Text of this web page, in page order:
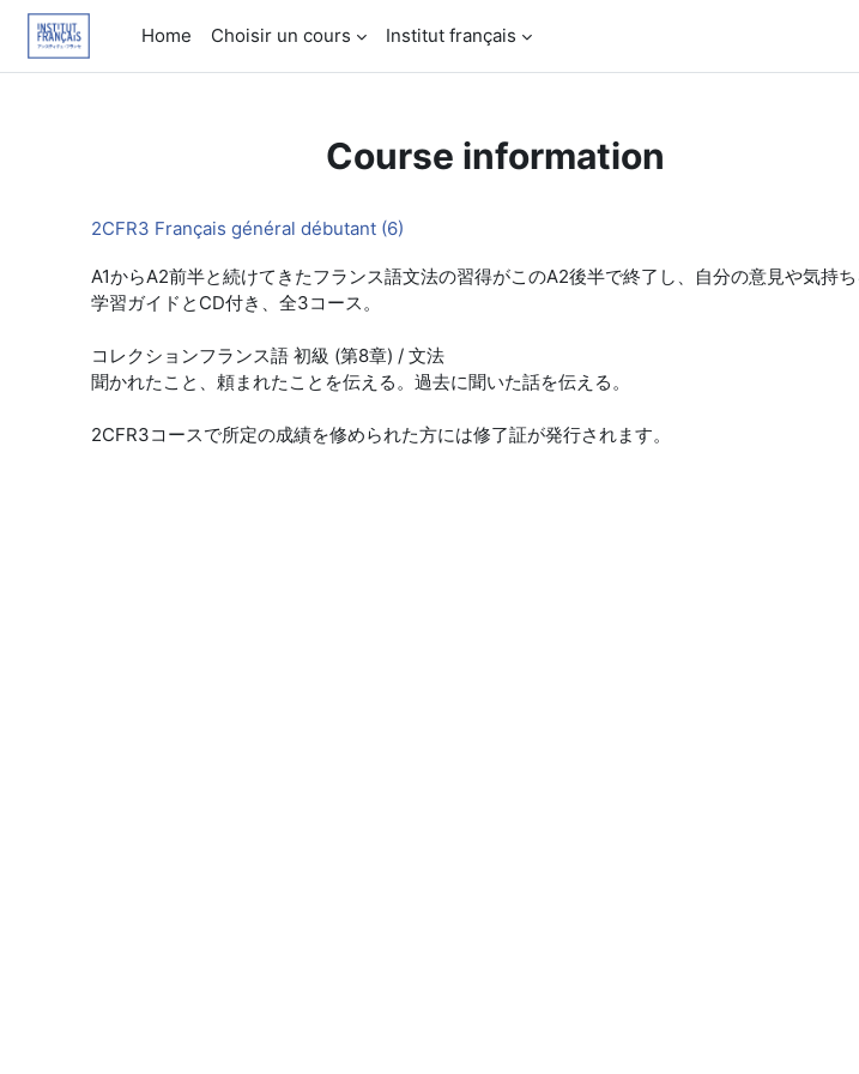
Skip to main content
Home
Choisir un cours Institut français
Course information
2CFR3 Français général débutant (6)
A1からA2前半と続けてきたフランス語文法の習得がこのA2後半で終了し、自分の意見や気持
学習ガイドとCD付き、全3コース。
コレクションフランス語 初級 (第8章) / 文法
聞かれたこと、頼まれたことを伝える。過去に聞いた話を伝える。
2CFR3コースで所定の成績を修められた方には修了証が発行されます。